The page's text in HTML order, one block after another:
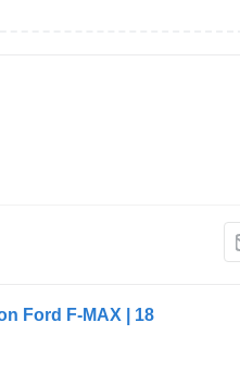
Ford F-MAX | 18